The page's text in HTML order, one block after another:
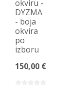
okviru -
DYZMA
- boja
okvira
po
izboru
150,00 €